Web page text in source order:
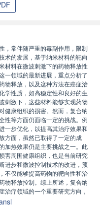
，常伴随严重的毒副作用，限制
术的发展，基于纳米材料的靶向
材料在微波刺激下的药物释放性
一领域的最新进展，重点分析了
物释放，以及这种方法在癌症治
学性质，如高稳定性和良好的生
刺激下，这些材料能够实现药物
健康组织的损害。然而，复合纳
性等方面仍面临一定的挑战。例
一步优化，以提高其治疗效果和
方面，虽然已取得了一定的成
加热效果仍是主要挑战之一。此
害周围健康组织，也是当前研究
进步和微波控制技术的改进，预
不仅能够提高药物的靶向性和治
物释放控制。综上所述，复合纳
治疗领域的一个重要研究方向，